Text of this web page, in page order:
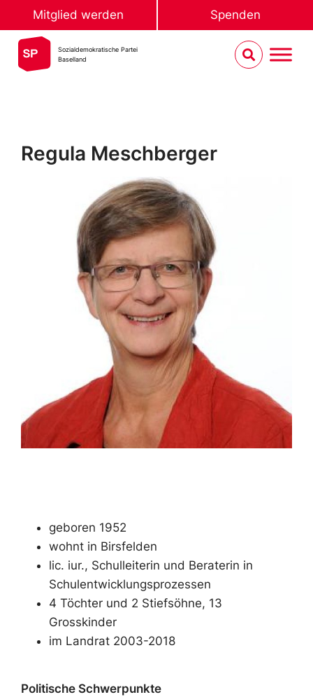
Mitglied werden Spenden
Sozialdemokratische Partei
Baselland
Regula Meschberger
geboren 1952
wohnt in Birsfelden
lic. iur., Schulleiterin und Beraterin in
Schulentwicklungsprozessen
4 Töchter und 2 Stiefsöhne, 13
Grosskinder
im Landrat 2003-2018
Politische Schwerpunkte